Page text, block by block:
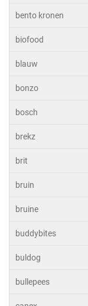
bento kronen
biofood
blauw
bonzo
bosch
brekz
brit
bruin
bruine
buddybites
buldog
bullepees